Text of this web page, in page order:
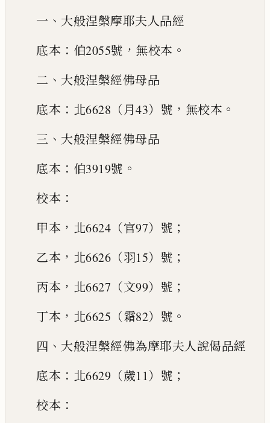
一 、 大般涅槃摩耶夫人品經
底本 ： 伯2055號 ， 無校本 。
二 、 大般涅槃經佛母品
底本 ： 北6628（月43）號 ， 無校本 。
三 、 大般涅槃經佛母品
底本 ： 伯3919號 。
校本 ：
甲本 ， 北6624（官97）號 ；
乙本 ， 北6626（羽15）號 ；
丙本 ， 北6627（文99）號 ；
丁本 ， 北6625（霜82）號 。
四 、 大般涅槃經佛為摩耶夫人說偈品經
底本 ： 北6629（歲11）號 ；
校本 ：